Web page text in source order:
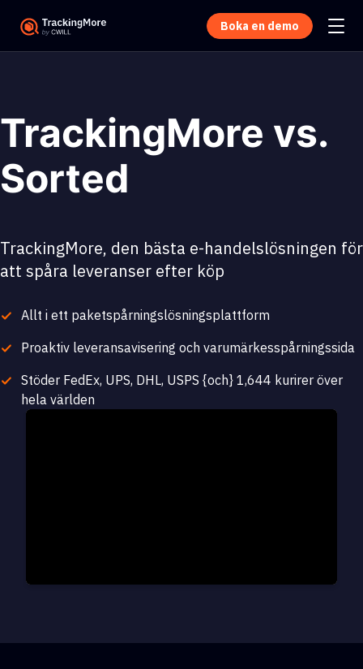
Boka en demo
TrackingMore vs.
Sorted
TrackingMore, den bästa e-handelslösningen för
att spåra leveranser efter köp
Allt i ett paketspårningslösningsplattform
Proaktiv leveransavisering och varumärkesspårningssida
Stöder FedEx, UPS, DHL, USPS {och} 1,644 kurirer över
hela världen